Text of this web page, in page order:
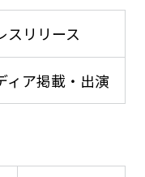
スリリース
ィア掲載・出演